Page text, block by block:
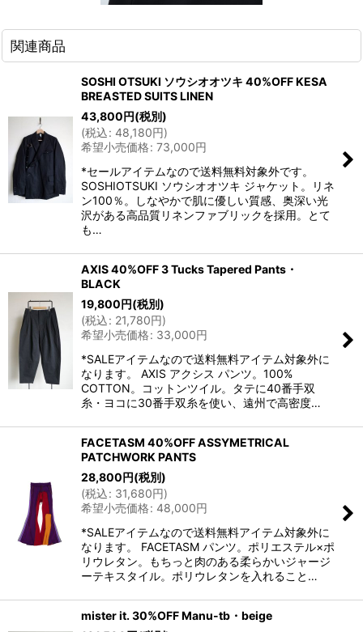
関連商品
SOSHI OTSUKI ソウシオオツキ 40%OFF KESA
BREASTED SUITS LINEN
43,800円(税別)
(税込: 48,180円)
希望小売価格: 73,000円
*セールアイテムなので送料無料対象外です。
SOSHIOTSUKI ソウシオオツキ ジャケット。リネ
ン100％。しなやかで肌に優しい質感、奥深い光
沢がある高品質リネンファブリックを採用。とて
も…
AXIS 40%OFF 3 Tucks Tapered Pants・
BLACK
19,800円(税別)
(税込: 21,780円)
希望小売価格: 33,000円
*SALEアイテムなので送料無料アイテム対象外に
なります。 AXIS アクシス パンツ。100%
COTTON。コットンツイル。タテに40番手双
糸・ヨコに30番手双糸を使い、遠州で高密度…
FACETASM 40%OFF ASSYMETRICAL
PATCHWORK PANTS
28,800円(税別)
(税込: 31,680円)
希望小売価格: 48,000円
*SALEアイテムなので送料無料アイテム対象外に
なります。 FACETASM パンツ。ポリエステル×ポ
リウレタン。もちっと肉のある柔らかいジャージ
ーテキスタイル。ポリウレタンを入れること…
mister it. 30%OFF Manu-tb・beige